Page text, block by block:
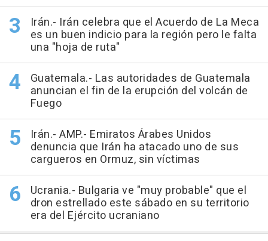
Irán.- Irán celebra que el Acuerdo de La Meca
es un buen indicio para la región pero le falta
una "hoja de ruta"
Guatemala.- Las autoridades de Guatemala
anuncian el fin de la erupción del volcán de
Fuego
Irán.- AMP.- Emiratos Árabes Unidos
denuncia que Irán ha atacado uno de sus
cargueros en Ormuz, sin víctimas
Ucrania.- Bulgaria ve "muy probable" que el
dron estrellado este sábado en su territorio
era del Ejército ucraniano